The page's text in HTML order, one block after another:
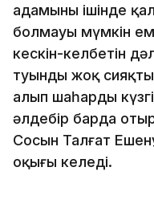
адамының ішінде
болмауы мүмкін
кескін-келбетін
туынды жоқ
алып шаһардың
әлдебір барда
Сосын Талғат
оқығың келеді.